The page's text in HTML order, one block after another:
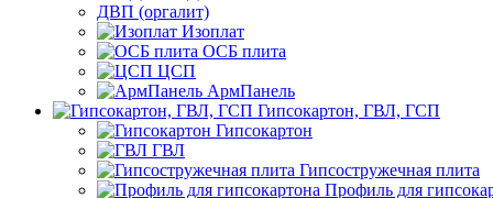
ДВП (оргалит)
Изоплат
ОСБ плита
ЦСП
АрмПанель
Гипсокартон, ГВЛ, ГСП
Гипсокартон
ГВЛ
Гипсостружечная плита
Профиль для